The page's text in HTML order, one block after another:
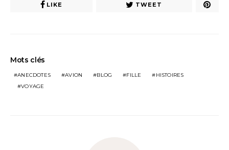
LIKE TWEET
Mots clés
ANECDOTES AVION BLOG FILLE
HISTOIRES
VOYAGE